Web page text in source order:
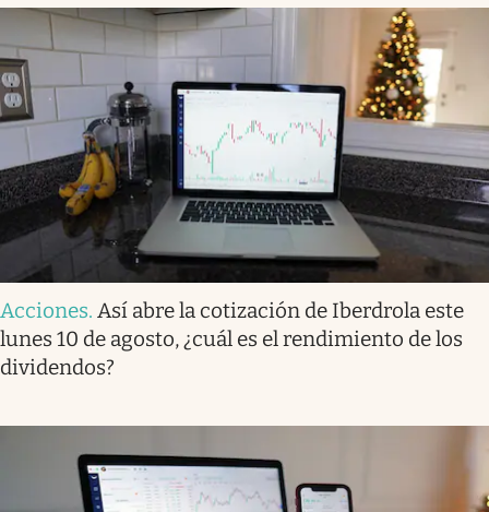
Acciones. Así abre la cotización de Iberdrola este
lunes 10 de agosto, ¿cuál es el rendimiento de los
dividendos?